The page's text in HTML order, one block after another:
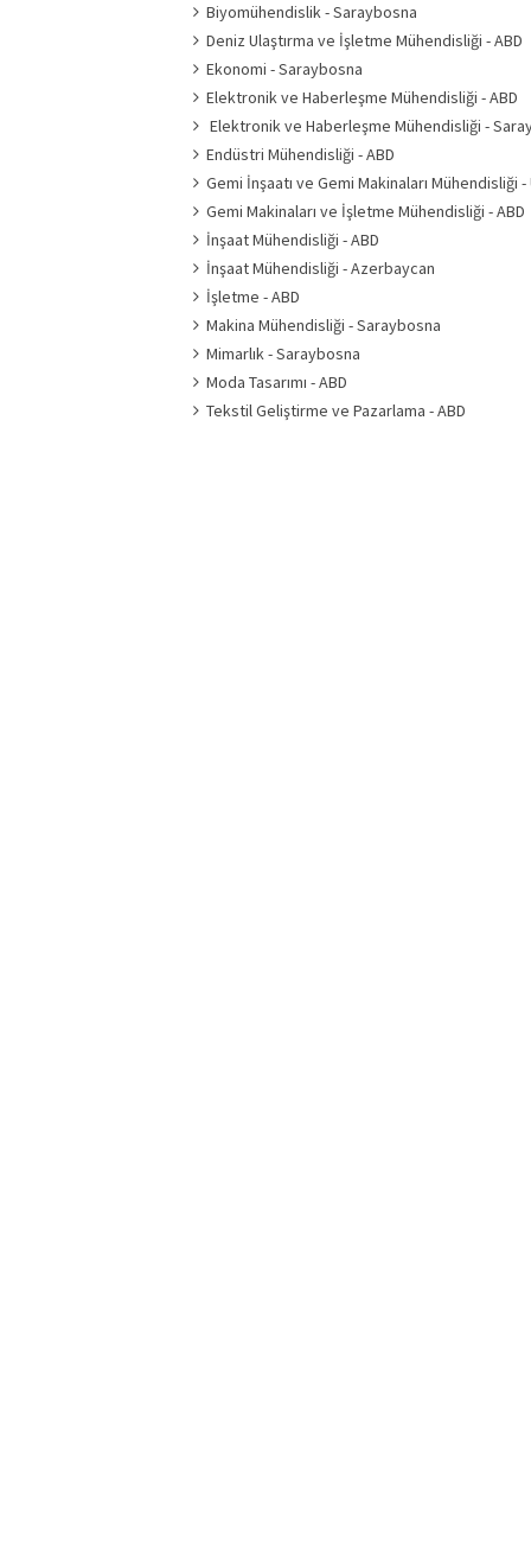
Biyomühendislik - Saraybosna
Deniz Ulaştırma ve İşletme Mühendisliği - ABD
Ekonomi - Saraybosna
Elektronik ve Haberleşme Mühendisliği - ABD
Elektronik ve Haberleşme Mühendisliği -
Endüstri Mühendisliği - ABD
Gemi İnşaatı ve Gemi Makinaları Mühendisliği -
Gemi Makinaları ve İşletme Mühendisliği - ABD
İnşaat Mühendisliği - ABD
İnşaat Mühendisliği - Azerbaycan
İşletme - ABD
Makina Mühendisliği - Saraybosna
Mimarlık - Saraybosna
Moda Tasarımı - ABD
Tekstil Geliştirme ve Pazarlama - ABD